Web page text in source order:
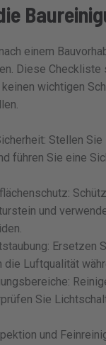
einem
Diese Checkliste
wichtigen
Stellen
führen Sie eine
und
Ersetzen
die Luftqualität
Sie
und